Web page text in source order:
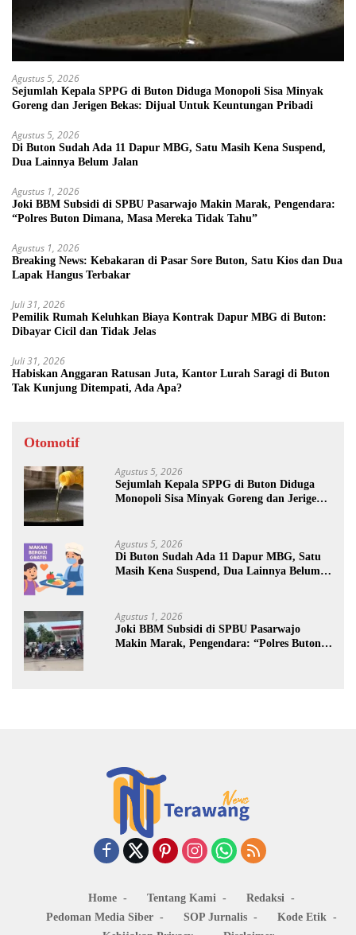
Agustus 5, 2026
Sejumlah Kepala SPPG di Buton Diduga Monopoli Sisa Minyak
Goreng dan Jerigen Bekas: Dijual Untuk Keuntungan Pribadi
Agustus 5, 2026
Di Buton Sudah Ada 11 Dapur MBG, Satu Masih Kena Suspend,
Dua Lainnya Belum Jalan
Agustus 1, 2026
Joki BBM Subsidi di SPBU Pasarwajo Makin Marak, Pengendara:
“Polres Buton Dimana, Masa Mereka Tidak Tahu”
Agustus 1, 2026
Breaking News: Kebakaran di Pasar Sore Buton, Satu Kios dan Dua
Lapak Hangus Terbakar
Juli 31, 2026
Pemilik Rumah Keluhkan Biaya Kontrak Dapur MBG di Buton:
Dibayar Cicil dan Tidak Jelas
Juli 31, 2026
Habiskan Anggaran Ratusan Juta, Kantor Lurah Saragi di Buton
Tak Kunjung Ditempati, Ada Apa?
Otomotif
Agustus 5, 2026
Sejumlah Kepala SPPG di Buton Diduga
Monopoli Sisa Minyak Goreng dan Jerigen
Agustus 5, 2026
Di Buton Sudah Ada 11 Dapur MBG, Satu
Masih Kena Suspend, Dua Lainnya Belum
Agustus 1, 2026
Joki BBM Subsidi di SPBU Pasarwajo
Makin Marak, Pengendara: “Polres Buton
Home Tentang Kami
Redaksi
Pedoman Media Siber
SOP Jurnalis
Kode Etik